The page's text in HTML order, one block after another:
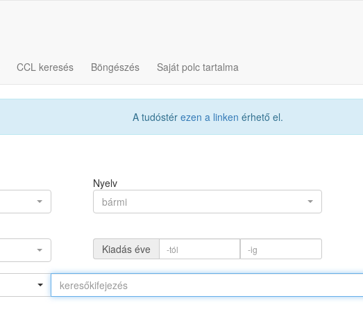
CCL keresés Böngészés Saját polc tartalma
A tudóstér ezen a linken érhető el.
Nyelv
bármi
Kiadás éve